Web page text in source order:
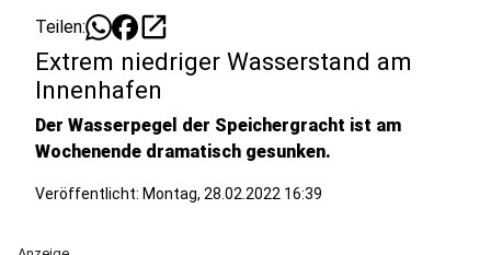
Teilen: open_in_new
Extrem niedriger Wasserstand am
Innenhafen
Der Wasserpegel der Speichergracht ist am
Wochenende dramatisch gesunken.
Veröffentlicht: Montag, 28.02.2022 16:39